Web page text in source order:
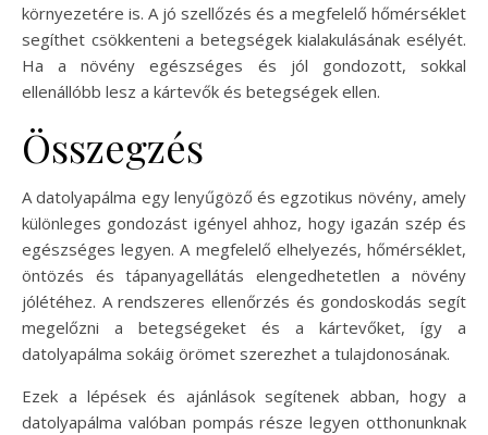
környezetére is. A jó szellőzés és a megfelelő hőmérséklet
segíthet csökkenteni a betegségek kialakulásának esélyét.
Ha a növény egészséges és jól gondozott, sokkal
ellenállóbb lesz a kártevők és betegségek ellen.
Összegzés
A datolyapálma egy lenyűgöző és egzotikus növény, amely
különleges gondozást igényel ahhoz, hogy igazán szép és
egészséges legyen. A megfelelő elhelyezés, hőmérséklet,
öntözés és tápanyagellátás elengedhetetlen a növény
jólétéhez. A rendszeres ellenőrzés és gondoskodás segít
megelőzni a betegségeket és a kártevőket, így a
datolyapálma sokáig örömet szerezhet a tulajdonosának.
Ezek a lépések és ajánlások segítenek abban, hogy a
datolyapálma valóban pompás része legyen otthonunknak